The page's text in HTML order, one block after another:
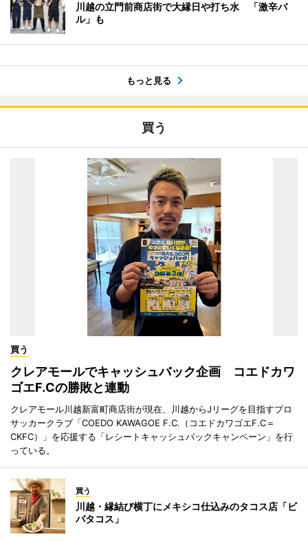
川越の立門前商店街で大縁日や打ち水 「激辛バ
ル」も
もっと見る
買う
買う
クレアモールでキャッシュバック企画 コエドカワ
ゴエF.Cの勝敗と連動
クレアモール川越新富町商店街が現在、川越からJリーグを目指すプロ
サッカークラブ「COEDO KAWAGOE F.C.（コエドカワゴエF.C＝
CKFC）」を応援する「レシートキャッシュバックキャンペーン」を行
っている。
買う
川越・縁結び横丁にメキシコ仕込みのタコス店「ビ
バタコス」